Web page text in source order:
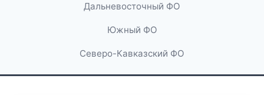
Дальневосточный ФО
Южный ФО
Северо-Кавказский ФО